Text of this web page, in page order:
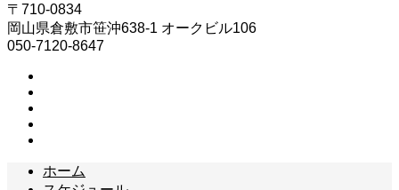
〒710-0834
岡山県倉敷市笹沖638-1 オークビル106
050-7120-8647
ホーム